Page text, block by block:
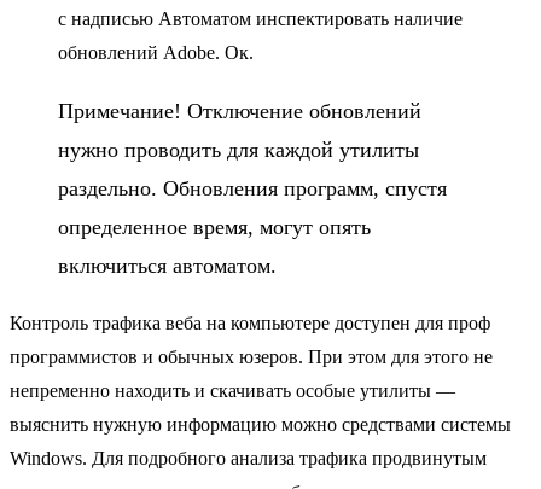
с надписью Автоматом инспектировать наличие
обновлений Adobe. Ок.
Примечание! Отключение обновлений
нужно проводить для каждой утилиты
раздельно. Обновления программ, спустя
определенное время, могут опять
включиться автоматом.
Контроль трафика веба на компьютере доступен для проф
программистов и обычных юзеров. При этом для этого не
непременно находить и скачивать особые утилиты —
выяснить нужную информацию можно средствами системы
Windows. Для подробного анализа трафика продвинутым